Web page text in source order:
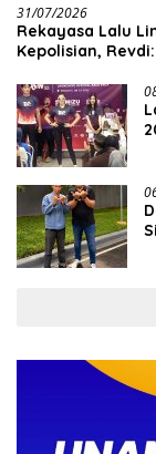
31/07/2026
Rekayasa Lalu
Kepolisian,